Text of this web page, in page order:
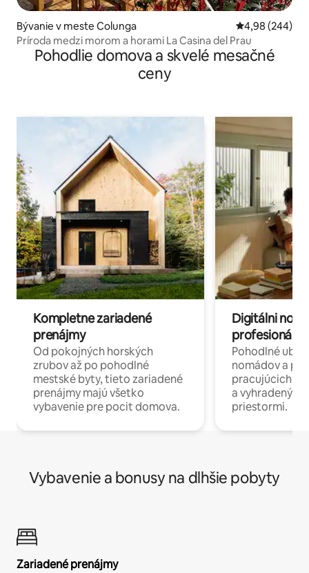
Bývanie v meste Colunga Priemerné
4,98 (244)
Príroda medzi morom a horami La Casina del Prau
Pohodlie domova a skvelé mesačné
ceny
Kompletne zariadené
prenájmy
Od pokojných horských
zrubov až po pohodlné
mestské byty, tieto zariadené
prenájmy majú všetko
vybavenie pre pocit domova.
Digitálni
profesionáli
Pohodlné
nomádov a
pracujúcich
a
priestormi.
Vybavenie a bonusy na dlhšie pobyty
Zariadené prenájmy